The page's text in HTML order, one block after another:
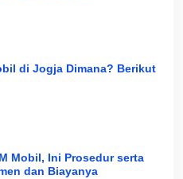
di Jogja Dimana? Berikut
Mobil, Ini Prosedur serta
dan Biayanya